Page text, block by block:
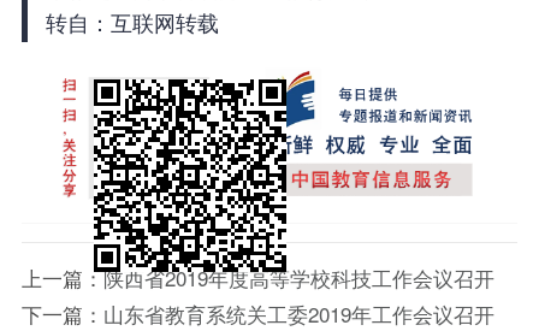
转自：互联网转载
上一篇：陕西省2019年度高等学校科技工作会议召开
下一篇： 山东省教育系统关工委2019年工作会议召开